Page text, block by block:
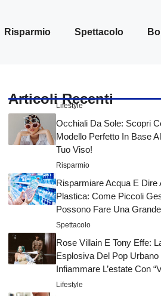
Risparmio Spettacolo
Articoli Recenti
Lifestyle
Occhiali Da Sole: Scopri
Modello Perfetto In Base
Tuo Viso!
Risparmio
Risparmiare Acqua E Dire
Plastica: Come Piccoli
Possono Fare Una
Spettacolo
Rose Villain E Tony Effe:
Esplosiva Del Pop Urbano
Infiammare L’estate Con
Lifestyle